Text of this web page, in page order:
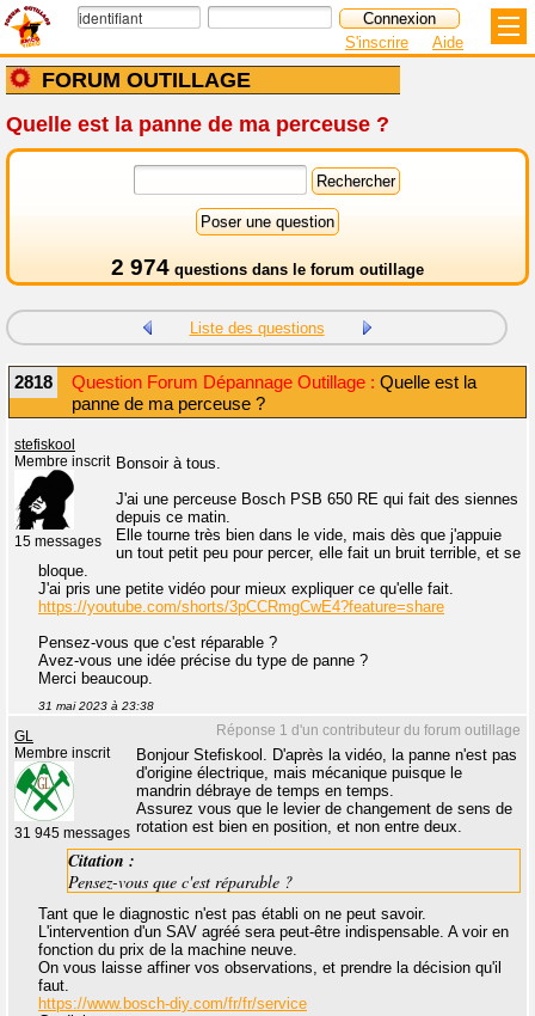
FORUM OUTILLAGE
S'inscrire Aide
Quelle est la panne de ma perceuse ?
2 974 questions dans le forum outillage
Liste des questions
2818 Question Forum Dépannage Outillage : Quelle est la
panne de ma perceuse ?
stefiskool
Membre inscrit
15 messages
Bonsoir à tous.
J'ai une perceuse Bosch PSB 650 RE qui fait des siennes
depuis ce matin.
Elle tourne très bien dans le vide, mais dès que j'appuie
un tout petit peu pour percer, elle fait un bruit terrible, et se
bloque.
J'ai pris une petite vidéo pour mieux expliquer ce qu'elle fait.
https://youtube.com/shorts/3pCCRmgCwE4?feature=share
Pensez-vous que c'est réparable ?
Avez-vous une idée précise du type de panne ?
Merci beaucoup.
31 mai 2023 à 23:38
Réponse 1 d'un contributeur du forum outillage
GL
Membre inscrit
31 945 messages
Bonjour Stefiskool. D'après la vidéo, la panne n'est pas
d'origine électrique, mais mécanique puisque le
mandrin débraye de temps en temps.
Assurez vous que le levier de changement de sens de
rotation est bien en position, et non entre deux.
Citation :
Pensez-vous que c'est réparable ?
Tant que le diagnostic n'est pas établi on ne peut savoir.
L'intervention d'un SAV agréé sera peut-être indispensable. A voir en
fonction du prix de la machine neuve.
On vous laisse affiner vos observations, et prendre la décision qu'il
faut.
https://www.bosch-diy.com/fr/fr/service